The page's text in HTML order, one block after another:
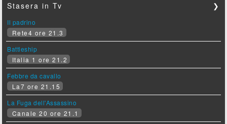
Stasera in Tv ❯
Il padrino
Rete4 ore 21.3
Battleship
Italia 1 ore 21.2
Febbre da cavallo
La7 ore 21.15
La Fuga dell'Assassino
Canale 20 ore 21.1